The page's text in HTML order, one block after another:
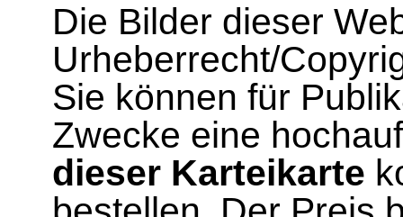
Die Bilder dieser
Urheberrecht/
Sie können für
Zwecke eine
dieser Karteikarte